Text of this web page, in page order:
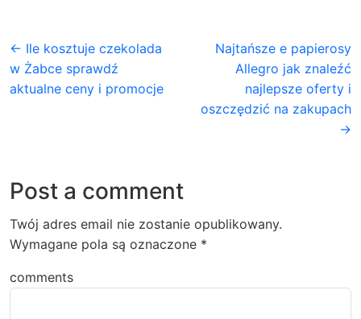
← Ile kosztuje czekolada
w Żabce sprawdź
aktualne ceny i promocje
Najtańsze e papierosy
Allegro jak znaleźć
najlepsze oferty i
oszczędzić na zakupach
→
Post a comment
Twój adres email nie zostanie opublikowany.
Wymagane pola są oznaczone *
comments